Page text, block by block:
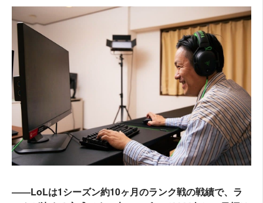
――LoLは1シーズン約10ヶ月のランク戦の戦績で、ラ